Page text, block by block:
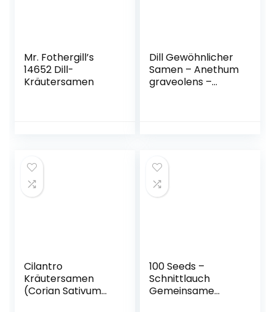
Mr. Fothergill’s
14652 Dill-
Kräutersamen
Dill Gewöhnlicher
Samen – Anethum
graveolens –
Cilantro
Kräutersamen
(Corian Sativum
100 Seeds –
Schnittlauch
Gemeinsame